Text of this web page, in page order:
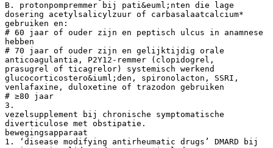
B. protonpompremmer bij pati&euml;nten die lage
dosering acetylsalicylzuur of carbasalaatcalcium*
gebruiken en:
# 60 jaar of ouder zijn en peptisch ulcus in anamnese
hebben
# 70 jaar of ouder zijn en gelijktijdig orale
anticoagulantia, P2Y12-remmer (clopidogrel,
prasugrel of ticagrelor) systemisch werkend
glucocorticostero&iuml;den, spironolacton, SSRI,
venlafaxine, duloxetine of trazodon gebruiken
# ≥80 jaar
3.
vezelsupplement bij chronische symptomatische
diverticulose met obstipatie.
bewegingsapparaat
1. ‘disease modifying antirheumatic drugs’ DMARD bij